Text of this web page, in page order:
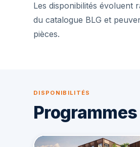
Les disponibilités évoluent
du catalogue BLG et
pièces.
DISPONIBILITÉS